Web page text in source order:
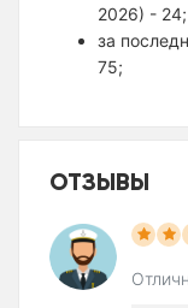
2026) - 24;
за
75;
ОТЗЫВЫ